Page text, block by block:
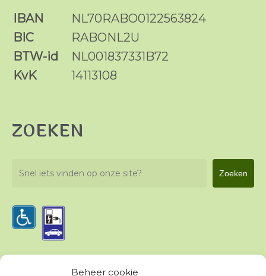
Beheer cookie
IBAN
NL70RABO0122563824
BIC
RABONL2U
BTW-id
NL001837331B72
KvK
14113108
ZOEKEN
Zoeken Zoeken